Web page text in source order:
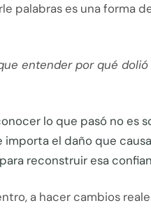
palabras es una forma
entender por qué
lo que pasó no es
el daño que
reconstruir esa
a hacer cambios